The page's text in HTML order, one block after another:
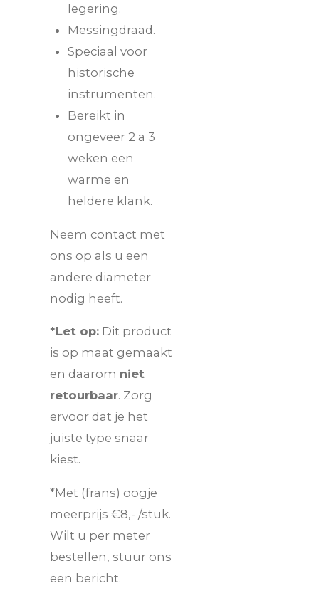
legering.
Messingdraad.
Speciaal voor
historische
instrumenten.
Bereikt in
ongeveer 2 a 3
weken een
warme en
heldere klank.
Neem contact met
ons op als u een
andere diameter
nodig heeft.
*Let op: Dit product
is op maat gemaakt
en daarom niet
retourbaar. Zorg
ervoor dat je het
juiste type snaar
kiest.
*Met (frans) oogje
meerprijs €8,- /stuk.
Wilt u per meter
bestellen, stuur ons
een bericht.